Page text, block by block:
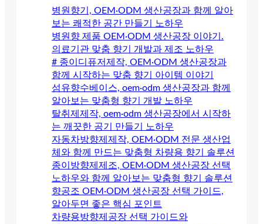
병원향기, OEM·ODM 생산공장과 함께 알아
보는 쾌적한 공간 만들기 노하우
병원향 제품 OEM·ODM 생산공장 이야기.
의료기관 맞춤 향기 개발과 제조 노하우
# 종이디퓨저제작, OEM·ODM 생산공장과
함께 시작하는 맞춤 향기 아이템 이야기
섬유향수베이스, oem·odm 생산공장과 함께
알아보는 맞춤형 향기 개발 노하우
탈취제제작, oem·odm 생산공장에서 시작하
는 깨끗한 공기 만들기 노하우
자동차방향제제작, OEM·ODM 전문 생산업
체와 함께 만드는 맞춤형 차량용 향기 솔루션
종이방향제제조, OEM·ODM 생산공장 선택
노하우와 함께 알아보는 맞춤형 향기 솔루션
향공조 OEM·ODM 생산공장 선택 가이드,
알아두면 좋은 핵심 포인트
차량용방향제공장 선택 가이드와